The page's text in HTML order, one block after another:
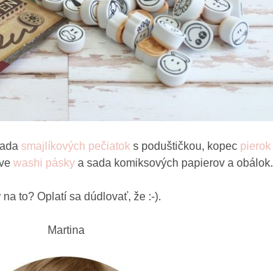
smajlíkových pečiatok s poduštičkou, kopec pierok
washi pásky a sada komiksových papierov a obálok.
na to? Oplatí sa dúdlovať, že :-).
Martina